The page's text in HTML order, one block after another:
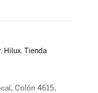
, Hilux, Tienda
Colón 4615,